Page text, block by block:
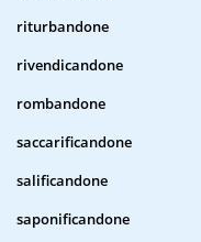
riturbandone
rivendicandone
rombandone
saccarificandone
salificandone
saponificandone